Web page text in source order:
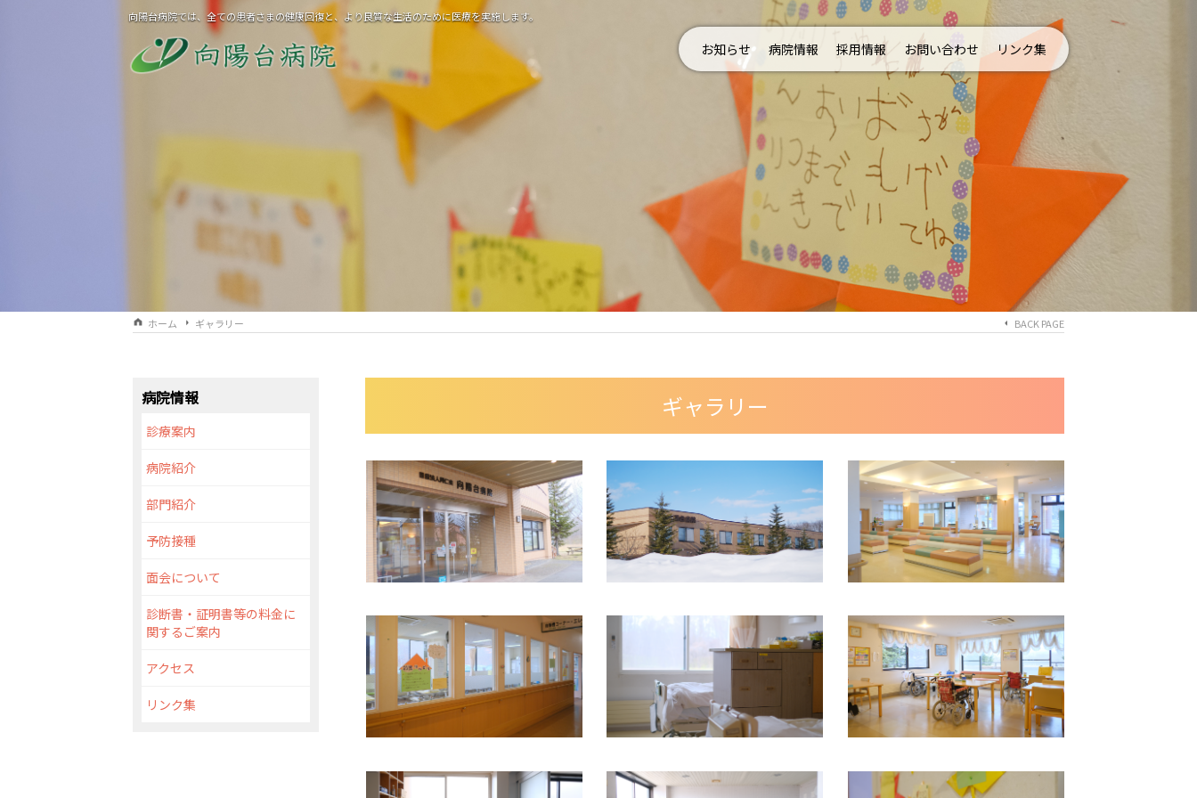
向陽台病院では、全ての患者さまの健康回復と、より良質な生活のために医療を実施します。
お知らせ 病院情報 採用情報 お問い合わせ リンク集
ホーム ギャラリー BACK PAGE
病院情報
診療案内
病院紹介
部門紹介
予防接種
面会について
診断書・証明書等の料金に
関するご案内
アクセス
リンク集
ギャラリー